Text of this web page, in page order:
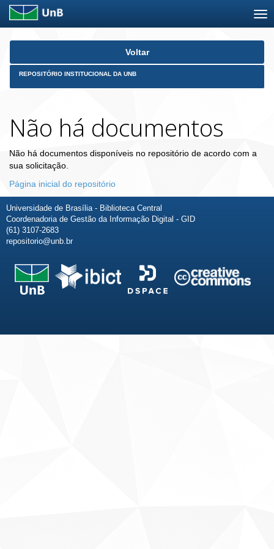
Skip
Voltar
REPOSITÓRIO INSTITUCIONAL DA UNB
Não há documentos
Não há documentos disponíveis no repositório de acordo com a
sua solicitação.
Página inicial do repositório
Universidade de Brasília - Biblioteca Central
Coordenadoria de Gestão da Informação Digital - GID
(61) 3107-2683
repositorio@unb.br